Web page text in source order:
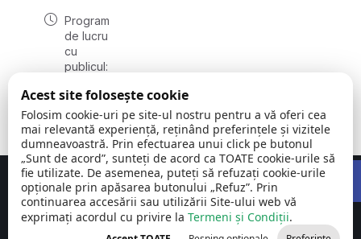
Program
de lucru
cu
publicul:
vineri
08:00 –
16:00
Comuna Siliștea©
2026
Toate
drepturile
Concept realizat deBig Media Relații Publice SRL
Acest site folosește cookie
Folosim cookie-uri pe site-ul nostru pentru a vă oferi cea
mai relevantă experiență, reținând preferințele și vizitele
dumneavoastră. Prin efectuarea unui click pe butonul
„Sunt de acord”, sunteți de acord ca TOATE cookie-urile să
fie utilizate. De asemenea, puteți să refuzați cookie-urile
opționale prin apăsarea butonului „Refuz”. Prin
continuarea accesării sau utilizării Site-ului web vă
exprimați acordul cu privire la Termeni și Condiții.